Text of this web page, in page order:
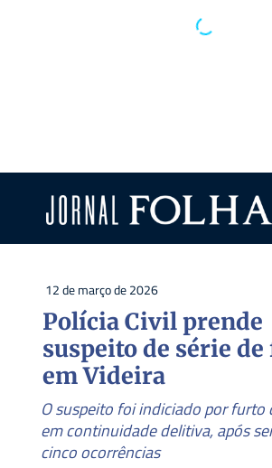
12 de março de 2026
Polícia Civil prende
suspeito de série
em Videira
O suspeito foi indiciado por furto
em continuidade delitiva, após
cinco ocorrências